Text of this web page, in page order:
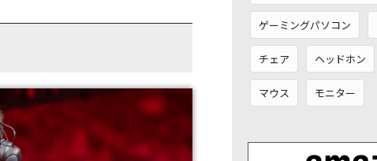
ゲーミングパソコン
チェア ヘッドホン
マウス モニター